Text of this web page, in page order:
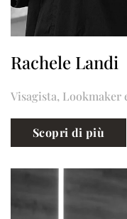
Rachele Landi
Visagista,
Scopri di più